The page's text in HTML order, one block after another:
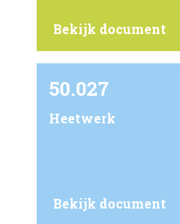
Bekijk document
50.027
Heetwerk
Bekijk document